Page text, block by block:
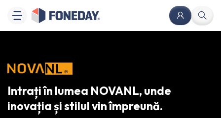
Intrați în lumea NOVANL, unde
inovația și stilul vin împreună.